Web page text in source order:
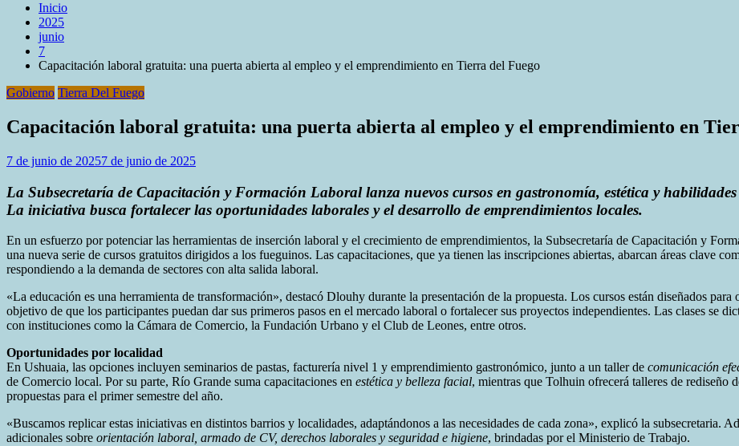
Inicio
2025
junio
7
Capacitación laboral gratuita: una puerta abierta al empleo y el emprendimiento en Tierra del Fuego
Gobierno Tierra Del Fuego
Capacitación laboral gratuita: una puerta abierta al empleo y el emprendimiento en
7 de junio de 20257 de junio de 2025
La Subsecretaría de Capacitación y Formación Laboral lanza nuevos cursos en gastronomía, estética y
La iniciativa busca fortalecer las oportunidades laborales y el desarrollo de emprendimientos locales.
En un esfuerzo por potenciar las herramientas de inserción laboral y el crecimiento de emprendimientos, la Subsecretaría de Capacitación y
una nueva serie de cursos gratuitos dirigidos a los fueguinos. Las capacitaciones, que ya tienen las inscripciones abiertas, abarcan áreas clave
respondiendo a la demanda de sectores con alta salida laboral.
«La educación es una herramienta de transformación», destacó Dlouhy durante la presentación de la propuesta. Los cursos están diseñados
objetivo de que los participantes puedan dar sus primeros pasos en el mercado laboral o fortalecer sus proyectos independientes. Las clases se
con instituciones como la Cámara de Comercio, la Fundación Urbano y el Club de Leones, entre otros.
Oportunidades por localidad
En Ushuaia, las opciones incluyen seminarios de pastas, facturería nivel 1 y emprendimiento gastronómico, junto a un taller de comunicación
de Comercio local. Por su parte, Río Grande suma capacitaciones en estética y belleza facial, mientras que Tolhuin ofrecerá talleres de rediseño
propuestas para el primer semestre del año.
«Buscamos replicar estas iniciativas en distintos barrios y localidades, adaptándonos a las necesidades de cada zona», explicó la subsecretaria.
adicionales sobre orientación laboral, armado de CV, derechos laborales y seguridad e higiene, brindadas por el Ministerio de Trabajo.